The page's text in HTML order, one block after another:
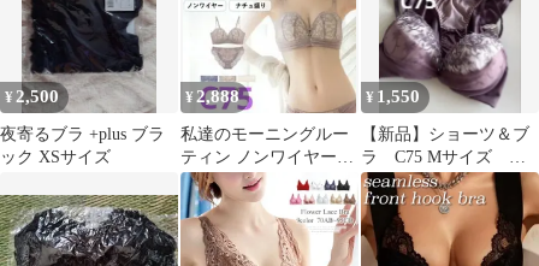
1.5]^i004^
¥ 2,500
夜寄るブラ +plus ブラ
ック XSサイズ
¥2,888
私達のモーニングルー
ティン ノンワイヤーブ
ラショーツセット ツー
ハッチ
¥ 1,550
【新品】ショーツ＆ブ
ラ C75 Mサイズ 盛
れるワイヤーブラ ブ
ラウンレース